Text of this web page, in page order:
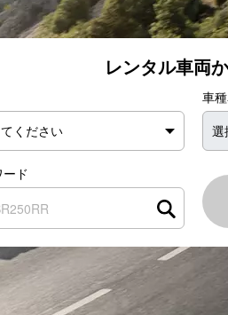
レンタル車両
車
ード